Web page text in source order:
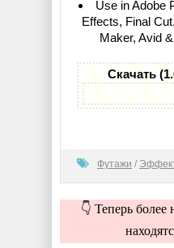
Use in Adobe
Effects, Final
Maker, Avid
Скачать
Футажи /
👇 Теперь